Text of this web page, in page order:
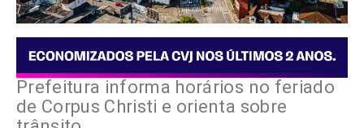
Prefeitura informa horários no feriado
de Corpus Christi e orienta sobre